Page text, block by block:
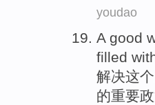
youdao
A good
filled
解决这个
的重要